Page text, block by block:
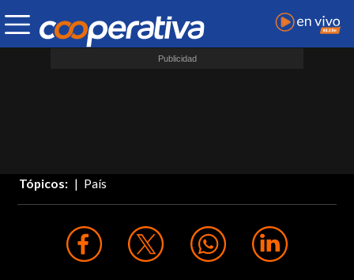
Tópicos: País